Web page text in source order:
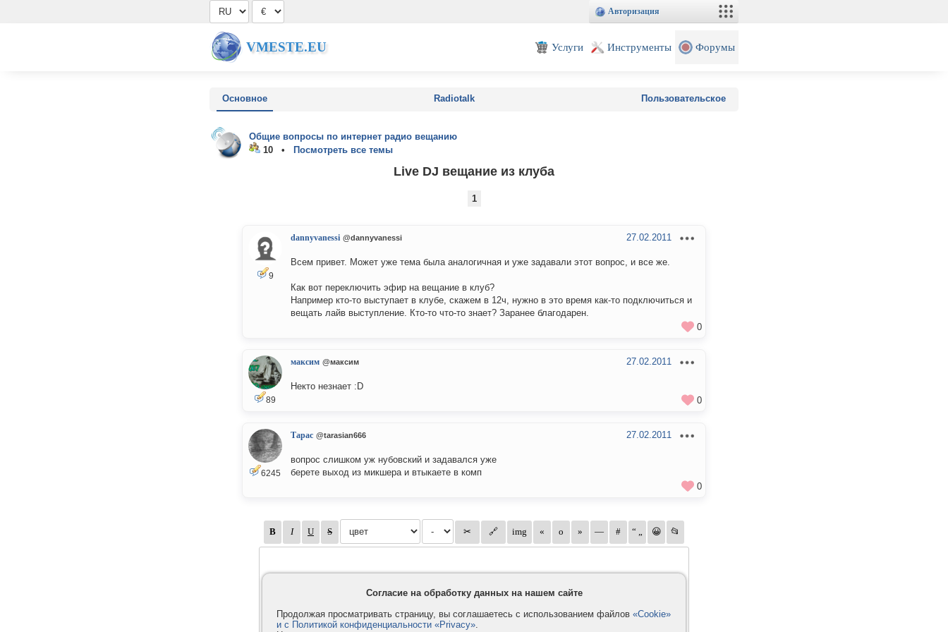
Авторизация
VMESTE.EU Услуги Инструменты Форумы
Основное Radiotalk Пользовательское
Общие вопросы по интернет радио вещанию
10 •
Посмотреть все темы
Live DJ вещание из клуба
1
9
dannyvanessi @dannyvanessi 27.02.2011
Всем привет. Может уже тема была аналогичная и уже задавали этот вопрос, и все же.
Как вот переключить эфир на вещание в клуб?
Например кто-то выступает в клубе, скажем в 12ч, нужно в это время как-то подключиться и
вещать лайв выступление. Кто-то что-то знает? Заранее благодарен.
0
89
максим @максим 27.02.2011
Некто незнает :D
0
6245
Тарас @tarasian666 27.02.2011
вопрос слишком уж нубовский и задавался уже
берете выход из микшера и втыкаете в комп
0
Согласие на обработку данных на нашем сайте
Продолжая просматривать страницу, вы соглашаетесь с использованием файлов «Cookie»
и с Политикой конфиденциальности «Privacy».